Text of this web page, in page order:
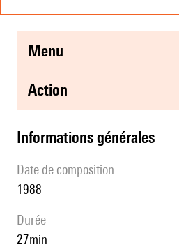
menu
action
informations générales
date de composition
1988
durée
27min